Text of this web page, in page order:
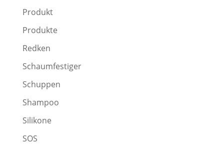
Produkt
Produkte
Redken
Schaumfestiger
Schuppen
Shampoo
Silikone
SOS